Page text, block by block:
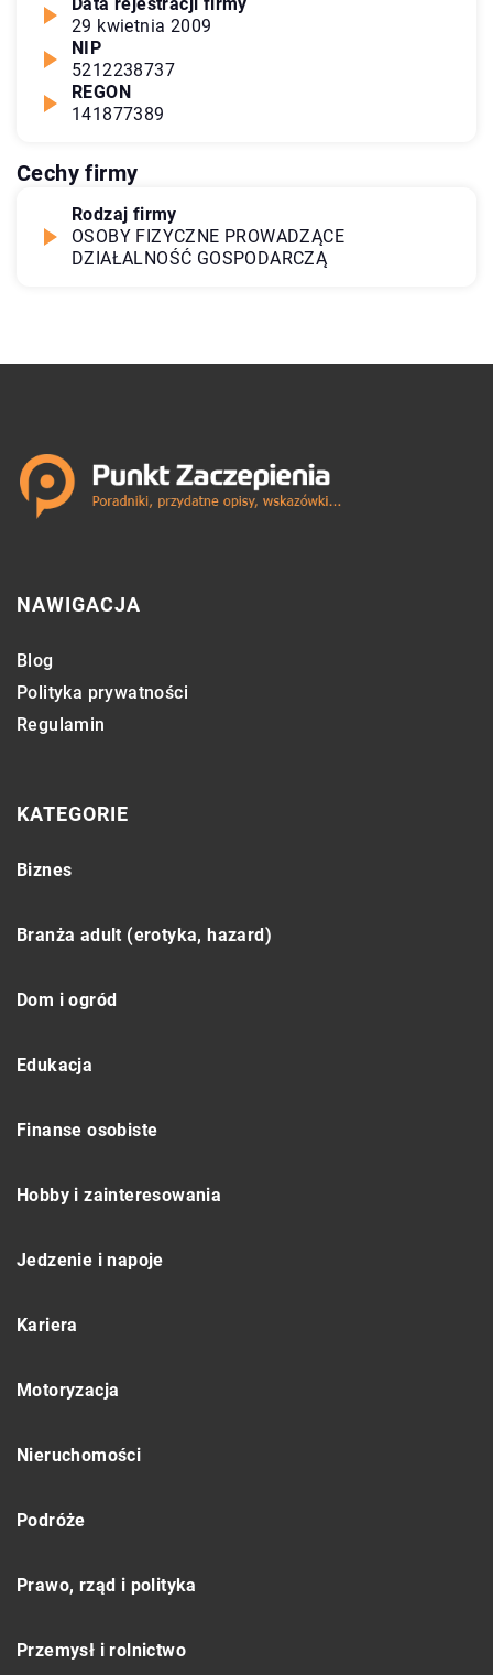
29 kwietnia 2009
NIP
5212238737
REGON
141877389
Cechy firmy
Rodzaj firmy
OSOBY FIZYCZNE PROWADZĄCE
DZIAŁALNOŚĆ GOSPODARCZĄ
NAWIGACJA
Blog
Polityka prywatności
Regulamin
KATEGORIE
Biznes
Branża adult (erotyka, hazard)
Dom i ogród
Edukacja
Finanse osobiste
Hobby i zainteresowania
Jedzenie i napoje
Kariera
Motoryzacja
Nieruchomości
Podróże
Prawo, rząd i polityka
Przemysł i rolnictwo